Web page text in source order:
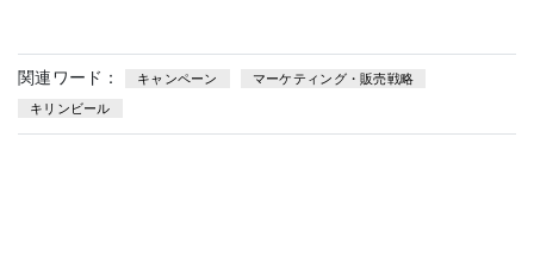
関連ワード： キャンペーン マーケティング・販売戦略
キリンビール